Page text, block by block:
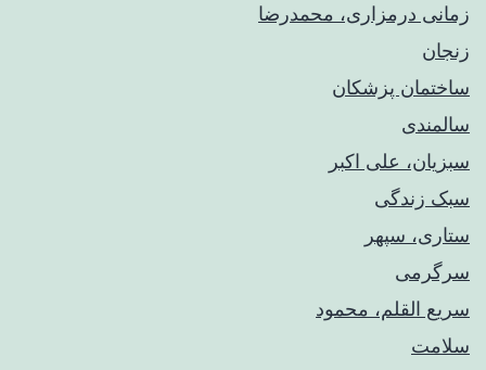
زمانی درمزاری، محمدرضا
زنجان
ساختمان پزشکان
سالمندی
سبزیان، علی اکبر
سبک زندگی
ستاری، سپهر
سرگرمی
سریع القلم، محمود
سلامت